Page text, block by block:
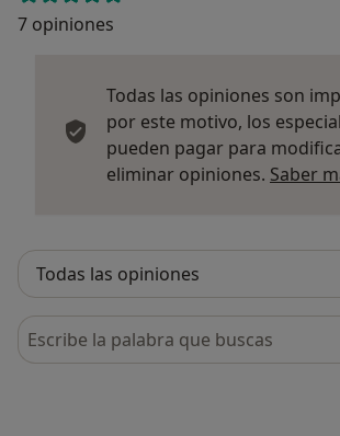
7 opiniones
Todas las opiniones son
por este motivo, los
pueden pagar para
eliminar opiniones. Saber
Busca en opiniones